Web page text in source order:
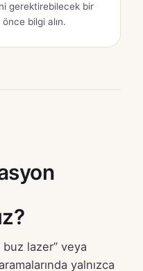
gerektirebilecek bir
bilgi alın.
buz lazer” veya
yalnızca